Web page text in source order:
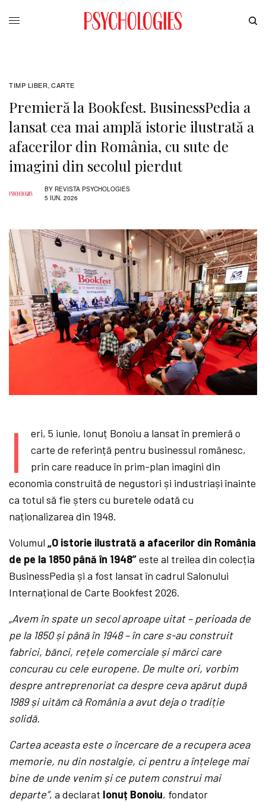
TIMP LIBER , CARTE
Premieră la Bookfest. BusinessPedia a
lansat cea mai amplă istorie ilustrată a
afacerilor din România, cu sute de
imagini din secolul pierdut
BY REVISTA PSYCHOLOGIES
5 IUN. 2026
I
eri, 5 iunie, Ionuț Bonoiu a lansat în premieră o
carte de referință pentru businessul românesc,
prin care readuce în prim-plan imagini din
economia construită de negustori și industriași înainte
ca totul să fie șters cu buretele odată cu
naționalizarea din 1948.
Volumul„O istorie ilustrată a afacerilor din România
de pe la 1850 până în 1948”este al treilea din colecția
BusinessPedia și a fost lansat în cadrul Salonului
Internațional de Carte Bookfest 2026.
„Avem în spate un secol aproape uitat – perioada de
pe la 1850 și până în 1948 – în care s-au construit
fabrici, bănci, rețele comerciale și mărci care
concurau cu cele europene. De multe ori, vorbim
despre antreprenoriat ca despre ceva apărut după
1989 și uităm că România a avut deja o tradiție
solidă.
Cartea aceasta este o încercare de a recupera acea
memorie, nu din nostalgie, ci pentru a înțelege mai
bine de unde venim și ce putem construi mai
departe”, a declarat Ionuț Bonoiu, fondator